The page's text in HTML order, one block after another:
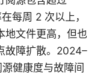
每周 2 次以上，
地文件更高，但也
故障扩散。2024–
健康度与故障间